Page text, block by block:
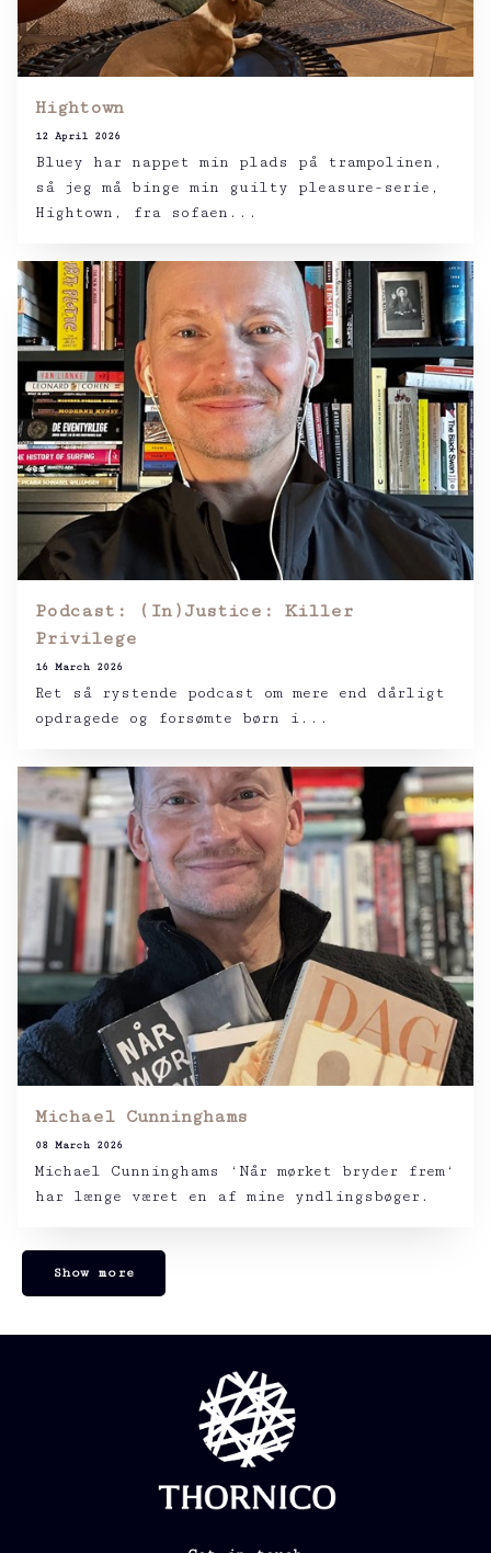
Hightown
12 April 2026
Bluey har nappet min plads på trampolinen,
så jeg må binge min guilty pleasure-serie,
Hightown, fra sofaen...
Podcast: (In)Justice: Killer
Privilege
16 March 2026
Ret så rystende podcast om mere end dårligt
opdragede og forsømte børn i...
Michael Cunninghams
08 March 2026
Michael Cunninghams ‘Når mørket bryder frem‘
har længe været en af mine yndlingsbøger.
Show more